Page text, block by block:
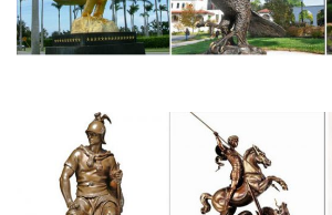
Фарфоровая статуэтка собаки Борзая на
внутренний покой и порядок.Главная »
Фарфоровые статуэтки » Статуэтки собак
пьедестале, Katzhutte, Германия, нач.
Бронзовые статуэтки ручной работы